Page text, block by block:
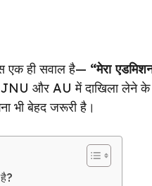
एक ही सवाल है— “मेरा
और AU में दाखिला लेने के
भी बेहद जरूरी है।